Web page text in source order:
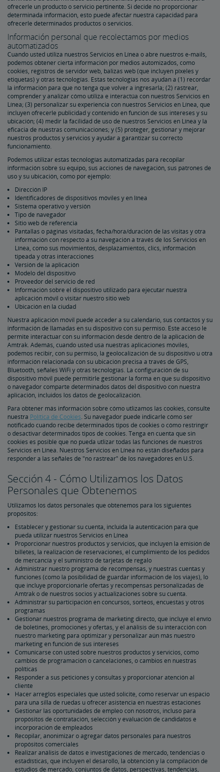
ofrecerle un producto o servicio pertinente. Si decide no proporcionar
determinada información, esto puede afectar nuestra capacidad para
ofrecerle determinados productos o servicios.
Información personal que recolectamos por medios
automatizados
Cuando usted utiliza nuestros Servicios en Línea o abre nuestros e-mails,
podemos obtener cierta información por medios automizados, como
cookies, registros de servidor web, balizas web (que incluyen píxeles y
etiquetas) y otras tecnologías. Estas tecnologías nos ayudan a (1) recordar
la información para que no tenga que volver a ingresarla; (2) rastrear,
comprender y analizar cómo utiliza e interactúa con nuestros Servicios en
Línea; (3) personalizar su experiencia con nuestros Servicios en Línea, que
incluyen ofrecerle publicidad y contenido en función de sus intereses y su
ubicación; (4) medir la facilidad de uso de nuestros Servicios en Línea y la
eficacia de nuestras comunicaciones; y (5) proteger, gestionar y mejorar
nuestros productos y servicios y ayudar a garantizar su correcto
funcionamiento.
Podemos utilizar estas tecnologías automatizadas para recopilar
información sobre su equipo, sus acciones de navegación, sus patrones de
uso y su ubicación, como por ejemplo:
Dirección IP
Identificadores de dispositivos móviles y en línea
Sistema operativo y versión
Tipo de navegador
Sitio web de referencia
Pantallas o páginas visitadas, fecha/hora/duración de las visitas y otra
información con respecto a su navegación a través de los Servicios en
Línea, como sus movimientos, desplazamientos, clics, información
tipeada y otras interacciones
Versión de la aplicación
Modelo del dispositivo
Proveedor del servicio de red
Información sobre el dispositivo utilizado para ejecutar nuestra
aplicación móvil o visitar nuestro sitio web
Ubicación en la ciudad
Nuestra aplicación móvil puede acceder a su calendario, sus contactos y su
información de llamadas en su dispositivo con su permiso. Este acceso le
permite interactuar con su información desde dentro de la aplicación de
Amtrak. Además, cuando usted usa nuestras aplicaciones móviles,
podemos recibir, con su permiso, la geolocalización de su dispositivo u otra
información relacionada con su ubicación precisa a través de GPS,
Bluetooth, señales WiFi y otras tecnologías. La configuración de su
dispositivo móvil puede permitirle gestionar la forma en que su dispositivo
o navegador comparte determinados datos del dispositivo con nuestra
aplicación, incluidos los datos de geolocalización.
Para obtener más información sobre cómo utlizamos las cookies, consulte
nuestra Política de Cookies. Su navegador puede indicarle cómo ser
notificado cuando recibe determinados tipos de cookies o cómo restringir
o desactivar determinados tipos de cookies. Tenga en cuenta que sin
cookies es posible que no pueda utlizar todas las funciones de nuestros
Servicios en Línea. Nuestros Servicios en Línea no están diseñados para
responder a las señales de "no rastrear" de los navegadores en U.S.
Sección 4 - Cómo Utilizamos los Datos
Personales que Obtenemos
Utilizamos los datos personales que obtenemos para los siguientes
propósitos:
Establecer y gestionar su cuenta, incluida la autenticación para que
pueda utilizar nuestros Servicios en Línea
Proporcionar nuestros productos y servicios, que incluyen la emisión de
billetes, la realización de reservaciones, el cumplimiento de los pedidos
de mercancía y el suministro de tarjetas de regalo
Administrar nuestro programa de recompensas, y nuestras cuentas y
funciones (como la posibilidad de guardar información de los viajes), lo
que incluye proporcionarle ofertas y recompensas personalizadas de
Amtrak o de nuestros socios y actualizaciones sobre su cuenta.
Administrar su participación en concursos, sorteos, encuestas y otros
programas
Gestionar nuestros programa de marketing directo, que incluye el envío
de boletines, promociones y ofertas, y el análisis de su interacción con
nuestro marketing para optimizar y personalizar aún más nuestro
marketing en función de sus intereses
Comunicarse con usted sobre nuestros productos y servicios, como
cambios de programación o cancelaciones, o cambios en nuestras
políticas
Responder a sus peticiones y consultas y proporcionar atención al
cliente
Hacer arreglos especiales que usted solicite, como reservar un espacio
para una silla de ruedas u ofrecer asistencia en nuestras estaciones
Gestionar las oportunidades de empleo con nosotros, incluso para
propósitos de contratación, selección y evaluación de candidatos e
incorporación de empleados
Recopilar, anonimizar o agregar datos personales para nuestros
propósitos comerciales
Realizar análisis de datos e investigaciones de mercado, tendencias o
estadísticas, que incluyen el desarollo, la obtención y la compilación de
estudios de mercado, conjuntos de datos, perspectivas, tendencias,